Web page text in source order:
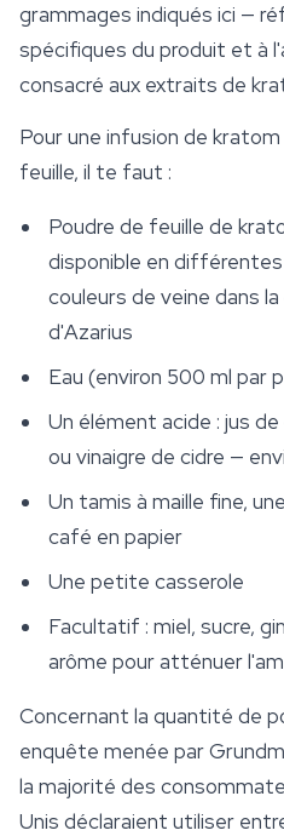
grammages indiqués ici —
spécifiques du produit et à
consacré aux extraits de
Pour une infusion de
feuille, il te faut :
Poudre de feuille de
disponible en
couleurs de veine dans
d'Azarius
Eau (environ 500 ml par
Un élément acide : jus
ou vinaigre de cidre —
Un tamis à maille fine,
café en papier
Une petite casserole
Facultatif : miel, sucre,
arôme pour atténuer
Concernant la quantité de
enquête menée par
la majorité des
Unis déclaraient utiliser